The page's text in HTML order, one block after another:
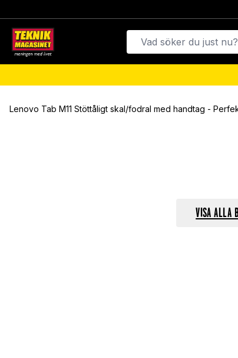
Lenovo Tab M11 Stöttåligt skal/fodral med handtag -
VISA ALLA